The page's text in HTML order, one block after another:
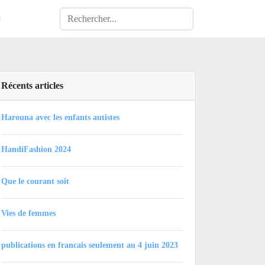
Récents articles
Harouna avec les enfants autistes
HandiFashion 2024
Que le courant soit
Vies de femmes
publications en francais seulement au 4 juin 2023